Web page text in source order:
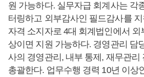
원 가능하다. 실무자급 회계사는 각
터링하고 외부감사인 필드감사를
자격 소지자로 4대 회계법인에서 외
상이면 지원 가능하다. 경영관리 담
사의 경영관리, 내부 통제, 재무관리
총괄한다. 업무수행 경력 10년 이상